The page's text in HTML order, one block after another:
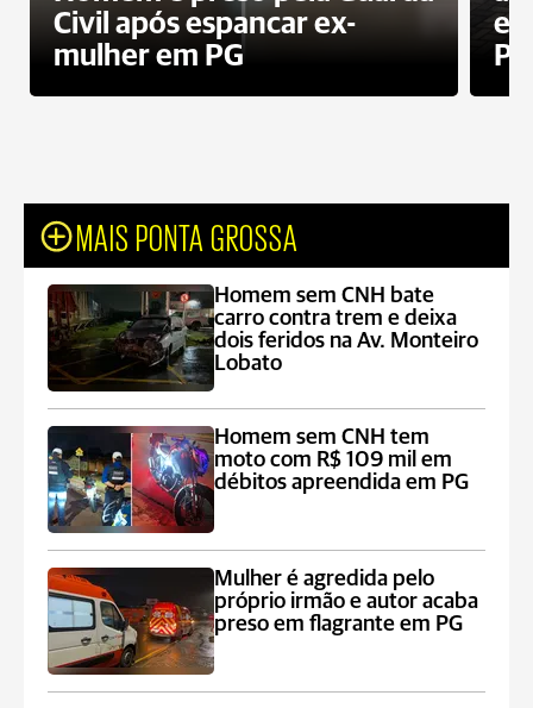
Civil após espancar ex-
mulher em PG
MAIS PONTA GROSSA
Homem sem CNH bate
carro contra trem e deixa
dois feridos na Av. Monteiro
Lobato
Homem sem CNH tem
moto com R$ 109 mil em
débitos apreendida em PG
Mulher é agredida pelo
próprio irmão e autor acaba
preso em flagrante em PG